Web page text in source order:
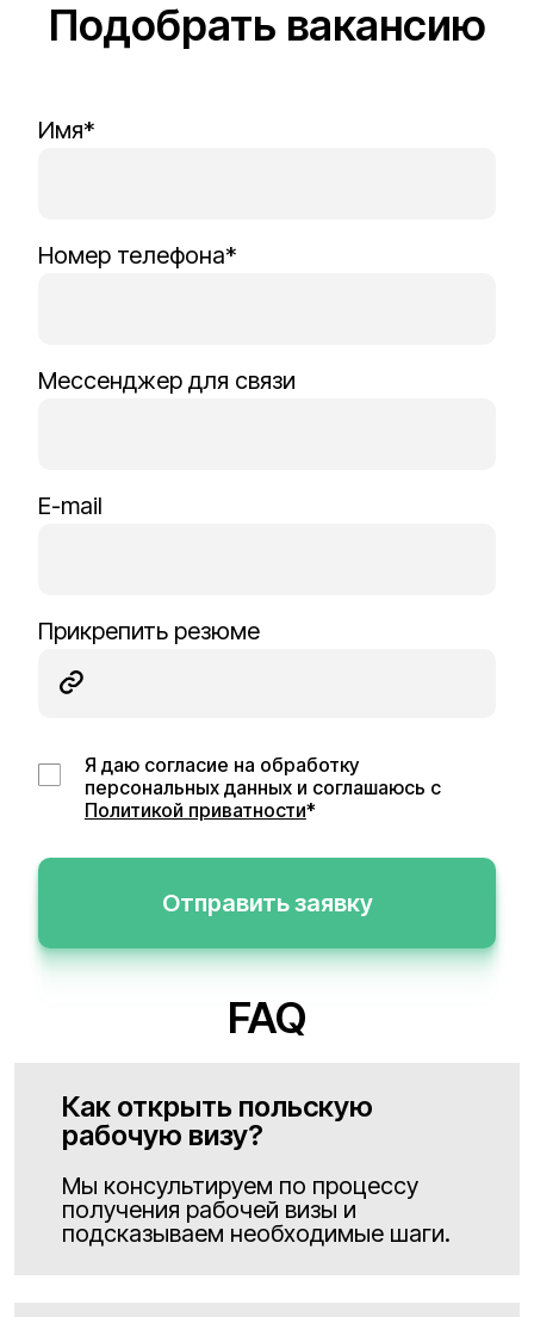
Подобрать вакансию
Имя*
Номер телефона*
Мессенджер для связи
E-mail
Прикрепить резюме
Я даю согласие на обработку
персональных данных и соглашаюсь с
Политикой приватности*
Отправить заявку
FAQ
Как открыть польскую
рабочую визу?
Мы консультируем по процессу
получения рабочей визы и
подсказываем необходимые шаги.